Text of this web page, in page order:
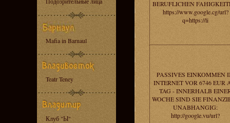
Mafia in Barnaul
Teatr Teney
Клуб "Ы"
BERUFLICHEN
https://www.google.cg/url?
q=https://li
PASSIVES EINKOMMEN
INTERNET VOR 6746 EUR
TAG - INNERHALB
WOCHE SIND SIE
UNABHANGIG:
http://google.vu/url?